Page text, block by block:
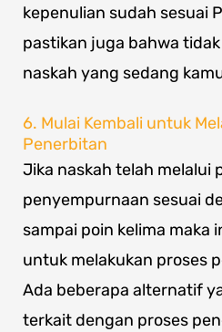
kepenulian sudah sesuai
pastikan juga bahwa
naskah yang sedang
6. Mulai Kembali untuk
Penerbitan
Jika naskah telah melalui
penyempurnaan sesuai
sampai poin kelima maka
untuk melakukan proses
Ada beberapa alternatif
terkait dengan proses